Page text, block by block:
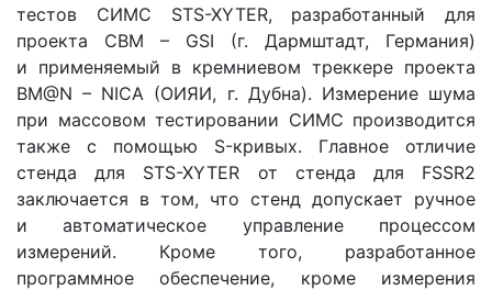
тестов СИМС STS-XYTER, разработанный для
проекта СВМ – GSI (г. Дармштадт, Германия)
и применяемый в кремниевом треккере проекта
BM@N – NICA (ОИЯИ, г. Дубна). Измерение шума
при массовом тестировании СИМС производится
также с помощью S-кривых. Главное отличие
стенда для STS-XYTER от стенда для FSSR2
заключается в том, что стенд допускает ручное
и автоматическое управление процессом
измерений. Кроме того, разработанное
программное обеспечение, кроме измерения